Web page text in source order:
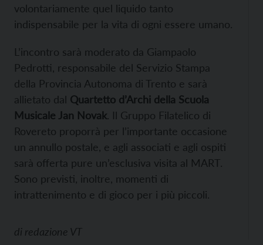
volontariamente quel liquido tanto
indispensabile per la vita di ogni essere umano.
L’incontro sarà moderato da Giampaolo
Pedrotti, responsabile del Servizio Stampa
della Provincia Autonoma di Trento e sarà
allietato dal Quartetto d’Archi della Scuola
Musicale Jan Novak. Il Gruppo Filatelico di
Rovereto proporrà per l’importante occasione
un annullo postale, e agli associati e agli ospiti
sarà offerta pure un’esclusiva visita al MART.
Sono previsti, inoltre, momenti di
intrattenimento e di gioco per i più piccoli.
di redazione VT